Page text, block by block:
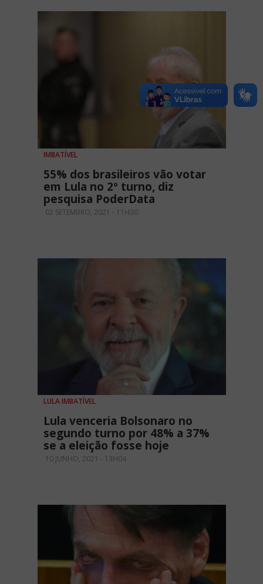
IMBATÍVEL
55% dos brasileiros vão votar
em Lula no 2º turno, diz
pesquisa PoderData
02 SETEMBRO, 2021 - 11H30
LULA IMBATÍVEL
Lula venceria Bolsonaro no
segundo turno por 48% a 37%
se a eleição fosse hoje
10 JUNHO, 2021 - 13H04